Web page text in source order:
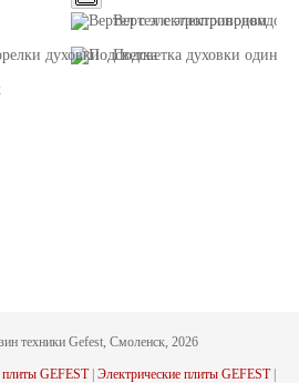
Вертел с электроприводом
духовки Подсветка духовки
техники Gefest, Смоленск, 2026
GEFEST| Электрические плиты GEFEST|